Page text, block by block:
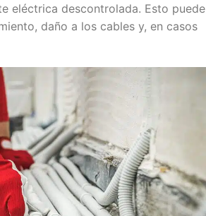
eléctrica descontrolada. Esto puede
daño a los cables y, en casos